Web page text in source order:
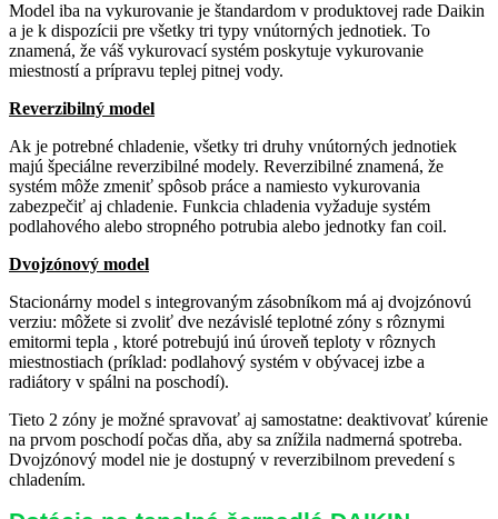
Model iba na vykurovanie je štandardom v produktovej rade Daikin
a je k dispozícii pre všetky tri typy vnútorných jednotiek. To
znamená, že váš vykurovací systém poskytuje vykurovanie
miestností a prípravu teplej pitnej vody.
Reverzibilný model
Ak je potrebné chladenie, všetky tri druhy vnútorných jednotiek
majú špeciálne reverzibilné modely. Reverzibilné znamená, že
systém môže zmeniť spôsob práce a namiesto vykurovania
zabezpečiť aj chladenie. Funkcia chladenia vyžaduje systém
podlahového alebo stropného potrubia alebo jednotky fan coil.
Dvojzónový model
Stacionárny model s integrovaným zásobníkom má aj dvojzónovú
verziu: môžete si zvoliť dve nezávislé teplotné zóny s rôznymi
emitormi tepla , ktoré potrebujú inú úroveň teploty v rôznych
miestnostiach (príklad: podlahový systém v obývacej izbe a
radiátory v spálni na poschodí).
Tieto 2 zóny je možné spravovať aj samostatne: deaktivovať kúrenie
na prvom poschodí počas dňa, aby sa znížila nadmerná spotreba.
Dvojzónový model nie je dostupný v reverzibilnom prevedení s
chladením.